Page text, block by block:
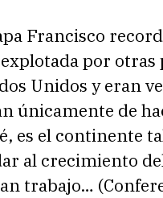
Francisco
por otras
Unidos y eran
únicamente de
es el continente
al crecimiento
trabajo…